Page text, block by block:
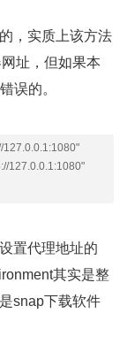
，实质上该方法
址，但如果本
误的。
127.0.0.1:1080"
127.0.0.1:1080"
置代理地址的
其实是整
snap下载软件